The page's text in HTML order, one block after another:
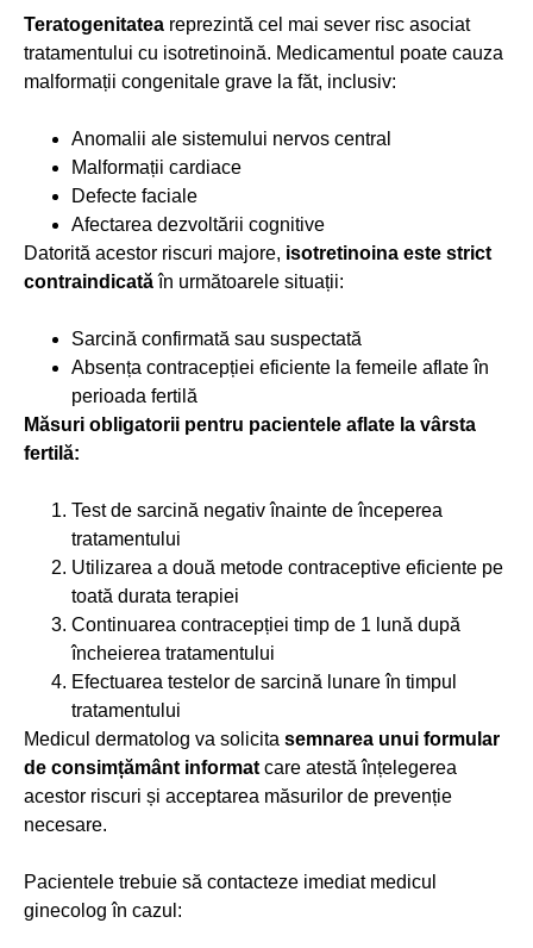
Teratogenitatea reprezintă cel mai sever risc asociat
tratamentului cu isotretinoină. Medicamentul poate cauza
malformații congenitale grave la făt, inclusiv:
Anomalii ale sistemului nervos central
Malformații cardiace
Defecte faciale
Afectarea dezvoltării cognitive
Datorită acestor riscuri majore, isotretinoina este strict
contraindicatăîn următoarele situații:
Sarcină confirmată sau suspectată
Absența contracepției eficiente la femeile aflate în
perioada fertilă
Măsuri obligatorii pentru pacientele aflate la vârsta
fertilă:
Test de sarcină negativ înainte de începerea
tratamentului
Utilizarea a două metode contraceptive eficiente pe
toată durata terapiei
Continuarea contracepției timp de 1 lună după
încheierea tratamentului
Efectuarea testelor de sarcină lunare în timpul
tratamentului
Medicul dermatolog va solicita semnarea unui formular
de consimțământ informat care atestă înțelegerea
acestor riscuri și acceptarea măsurilor de prevenție
necesare.
Pacientele trebuie să contacteze imediat medicul
ginecolog în cazul: